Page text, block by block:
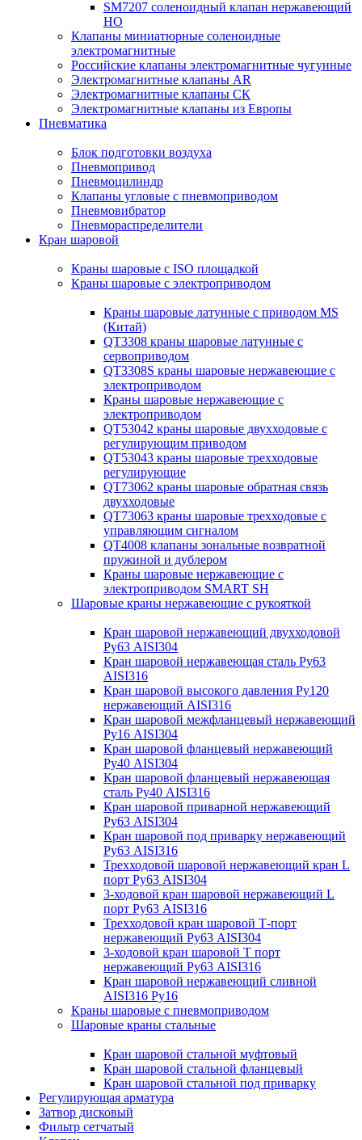
SM7207 соленоидный клапан нержавеющий
НО
Клапаны миниатюрные соленоидные
электромагнитные
Российские клапаны электромагнитные чугунные
Электромагнитные клапаны AR
Электромагнитные клапаны СК
Электромагнитные клапаны из Европы
Пневматика
Блок подготовки воздуха
Пневмопривод
Пневмоцилиндр
Клапаны угловые с пневмоприводом
Пневмовибратор
Пневмораспределители
Кран шаровой
Краны шаровые с ISO площадкой
Краны шаровые с электроприводом
Краны шаровые латунные с приводом MS
(Китай)
QT3308 краны шаровые латунные с
сервоприводом
QT3308S краны шаровые нержавеющие с
электроприводом
Краны шаровые нержавеющие с
электроприводом
QT53042 краны шаровые двухходовые с
регулирующим приводом
QT53043 краны шаровые трехходовые
регулирующие
QT73062 краны шаровые обратная связь
двухходовые
QT73063 краны шаровые трехходовые с
управляющим сигналом
QT4008 клапаны зональные возвратной
пружиной и дублером
Краны шаровые нержавеющие с
электроприводом SMART SH
Шаровые краны нержавеющие с рукояткой
Кран шаровой нержавеющий двухходовой
Ру63 AISI304
Кран шаровой нержавеющая сталь Ру63
AISI316
Кран шаровой высокого давления Ру120
нержавеющий AISI316
Кран шаровой межфланцевый нержавеющий
Ру16 AISI304
Кран шаровой фланцевый нержавеющий
Ру40 AISI304
Кран шаровой фланцевый нержавеющая
сталь Ру40 AISI316
Кран шаровой приварной нержавеющий
Ру63 AISI304
Кран шаровой под приварку нержавеющий
Ру63 AISI316
Трехходовой шаровой нержавеющий кран L
порт Ру63 AISI304
3-ходовой кран шаровой нержавеющий L
порт Ру63 AISI316
Трехходовой кран шаровой Т-порт
нержавеющий Ру63 AISI304
3-ходовой кран шаровой Т порт
нержавеющий Ру63 AISI316
Кран шаровой нержавеющий сливной
AISI316 Ру16
Краны шаровые с пневмоприводом
Шаровые краны стальные
Кран шаровой стальной муфтовый
Кран шаровой стальной фланцевый
Кран шаровой стальной под приварку
Регулирующая арматура
Затвор дисковый
Фильтр сетчатый